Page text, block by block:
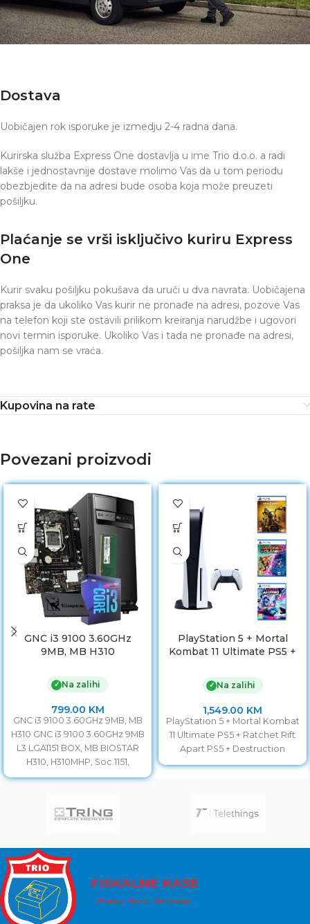
Dostava
Uobičajen rok isporuke je izmedju 2-4 radna dana.
Kurirska služba Express One dostavlja u ime Trio d.o.o. a radi
lakše i jednostavnije dostave molimo Vas da u tom periodu
obezbjedite da na adresi bude osoba koja može preuzeti
pošiljku.
Plaćanje se vrši isključivo kuriru Express
One
Kurir svaku pošiljku pokušava da uruči u dva navrata. Uobičajena
praksa je da ukoliko Vas kurir ne pronađe na adresi, pozove Vas
na telefon koji ste ostavili prilikom kreiranja narudžbe i ugovori
novi termin isporuke. Ukoliko Vas i tada ne pronađe na adresi,
pošiljka nam se vraća.
Kupovina na rate
Povezani proizvodi
GNC i3 9100 3.60GHz
9MB, MB H310
✓ Na zalihi
799.00 KM
GNC i3 9100 3.60GHz 9MB, MB
H310 GNC i3 9100 3.60GHz 9MB
L3 LGA1151 BOX, MB BIOSTAR
H310, H310MHP, Soc.1151,
PlayStation 5 + Mortal
Kombat 11 Ultimate PS5 +
Destruction
✓ Na zalihi
1,549.00 KM
PlayStation 5 + Mortal Kombat
11 Ultimate PS5 + Ratchet Rift
Apart PS5 + Destruction